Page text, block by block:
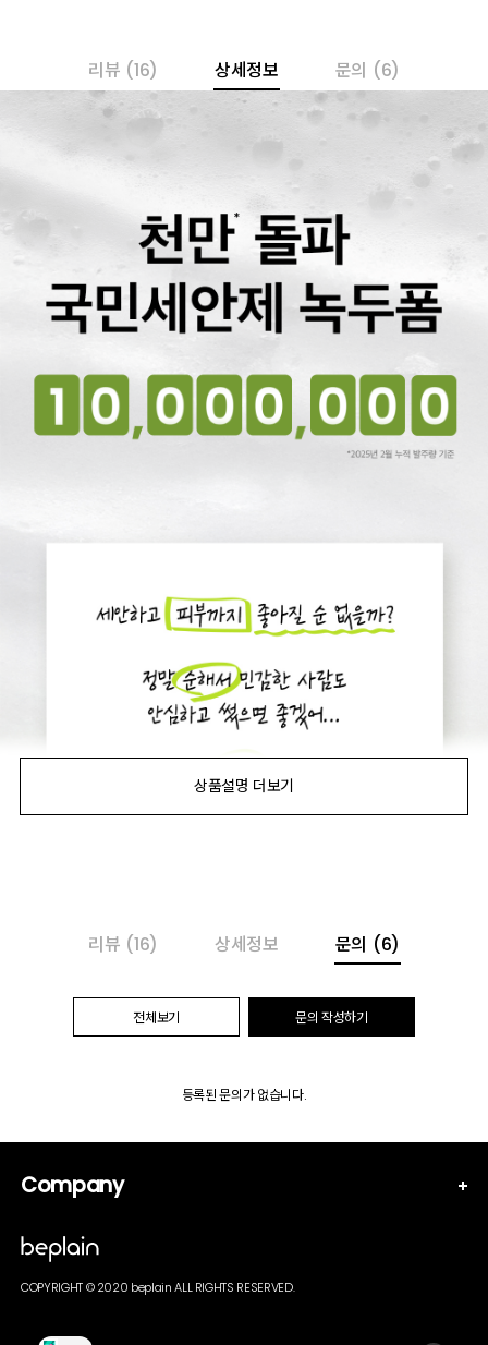
리뷰 (16) 상세정보 문의 (6)
리뷰 (16) 상세정보 문의 (6)
전체보기 문의 작성하기
등록된 문의가 없습니다.
Company
COPYRIGHT © 2020 beplain ALL RIGHTS RESERVED.